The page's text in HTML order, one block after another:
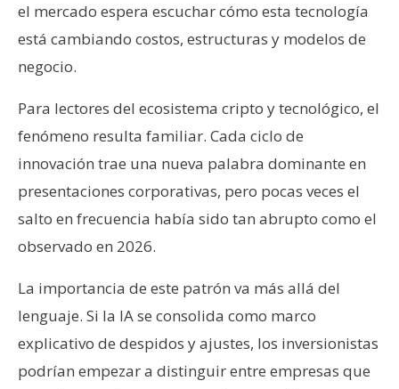
el mercado espera escuchar cómo esta tecnología
está cambiando costos, estructuras y modelos de
negocio.
Para lectores del ecosistema cripto y tecnológico, el
fenómeno resulta familiar. Cada ciclo de
innovación trae una nueva palabra dominante en
presentaciones corporativas, pero pocas veces el
salto en frecuencia había sido tan abrupto como el
observado en 2026.
La importancia de este patrón va más allá del
lenguaje. Si la IA se consolida como marco
explicativo de despidos y ajustes, los inversionistas
podrían empezar a distinguir entre empresas que